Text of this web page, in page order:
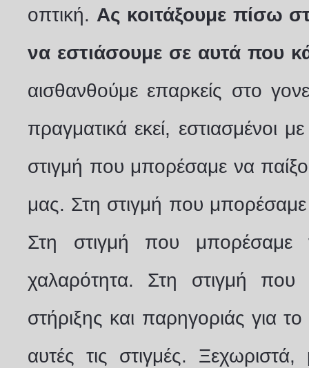
οπτική. Ας κοιτάξουμε πίσω
να εστιάσουμε σε αυτά που
αισθανθούμε επαρκείς στο
πραγματικά εκεί,
στιγμή που μπορέσαμε να
μας. Στη στιγμή που
Στη στιγμή που μπορέσαμε
χαλαρότητα. Στη στιγμή
στήριξης και παρηγοριάς για
αυτές τις στιγμές.